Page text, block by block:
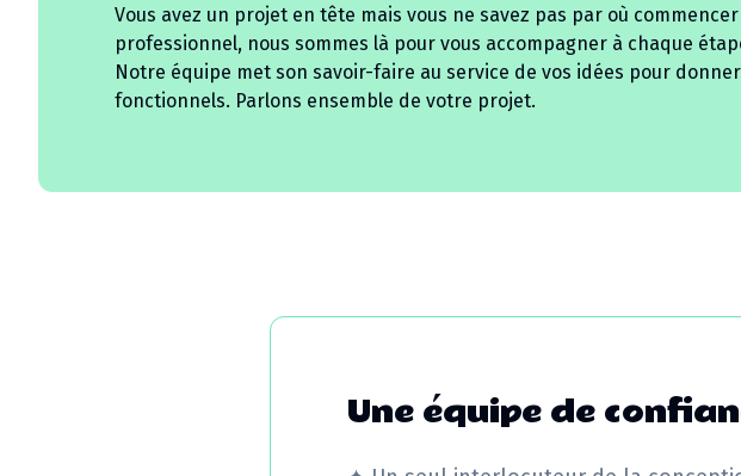
Vous avez un projet en tête mais vous ne savez pas par où
professionnel, nous sommes là pour vous accompagner à chaque
Notre équipe met son savoir-faire au service de vos idées pour
fonctionnels. Parlons ensemble de votre projet.
Une équipe de